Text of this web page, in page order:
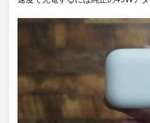
構成
パフ
ォー